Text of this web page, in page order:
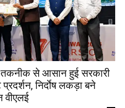
से आसान हुई सरकारी
निर्दाेष लकड़ा बने
वीएलई